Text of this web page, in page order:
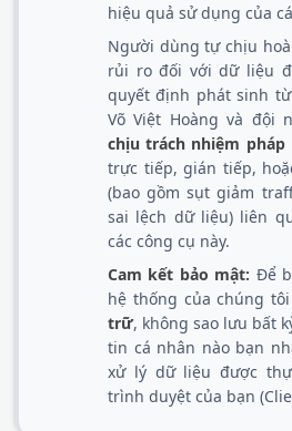
hiệu quả sử dụng của
Người dùng tự chịu
rủi ro đối với dữ liệu
quyết định phát sinh
Võ Việt Hoàng và đội
chịu trách nhiệm pháp
trực tiếp, gián tiếp,
(bao gồm sụt giảm
sai lệch dữ liệu) liên
các công cụ này.
Cam kết bảo mật: Để
hệ thống của chúng tôi
trữ, không sao lưu bất
tin cá nhân nào bạn
xử lý dữ liệu được
trình duyệt của bạn